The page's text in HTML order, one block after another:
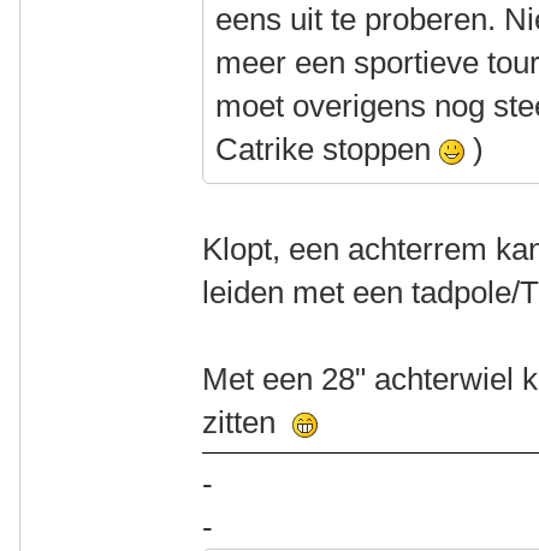
eens uit te proberen.
meer een sportieve
moet overigens nog
Catrike stoppen
)
Klopt, een achterrem
leiden met een tadpole/
Met een 28" achterwiel
zitten
-
-